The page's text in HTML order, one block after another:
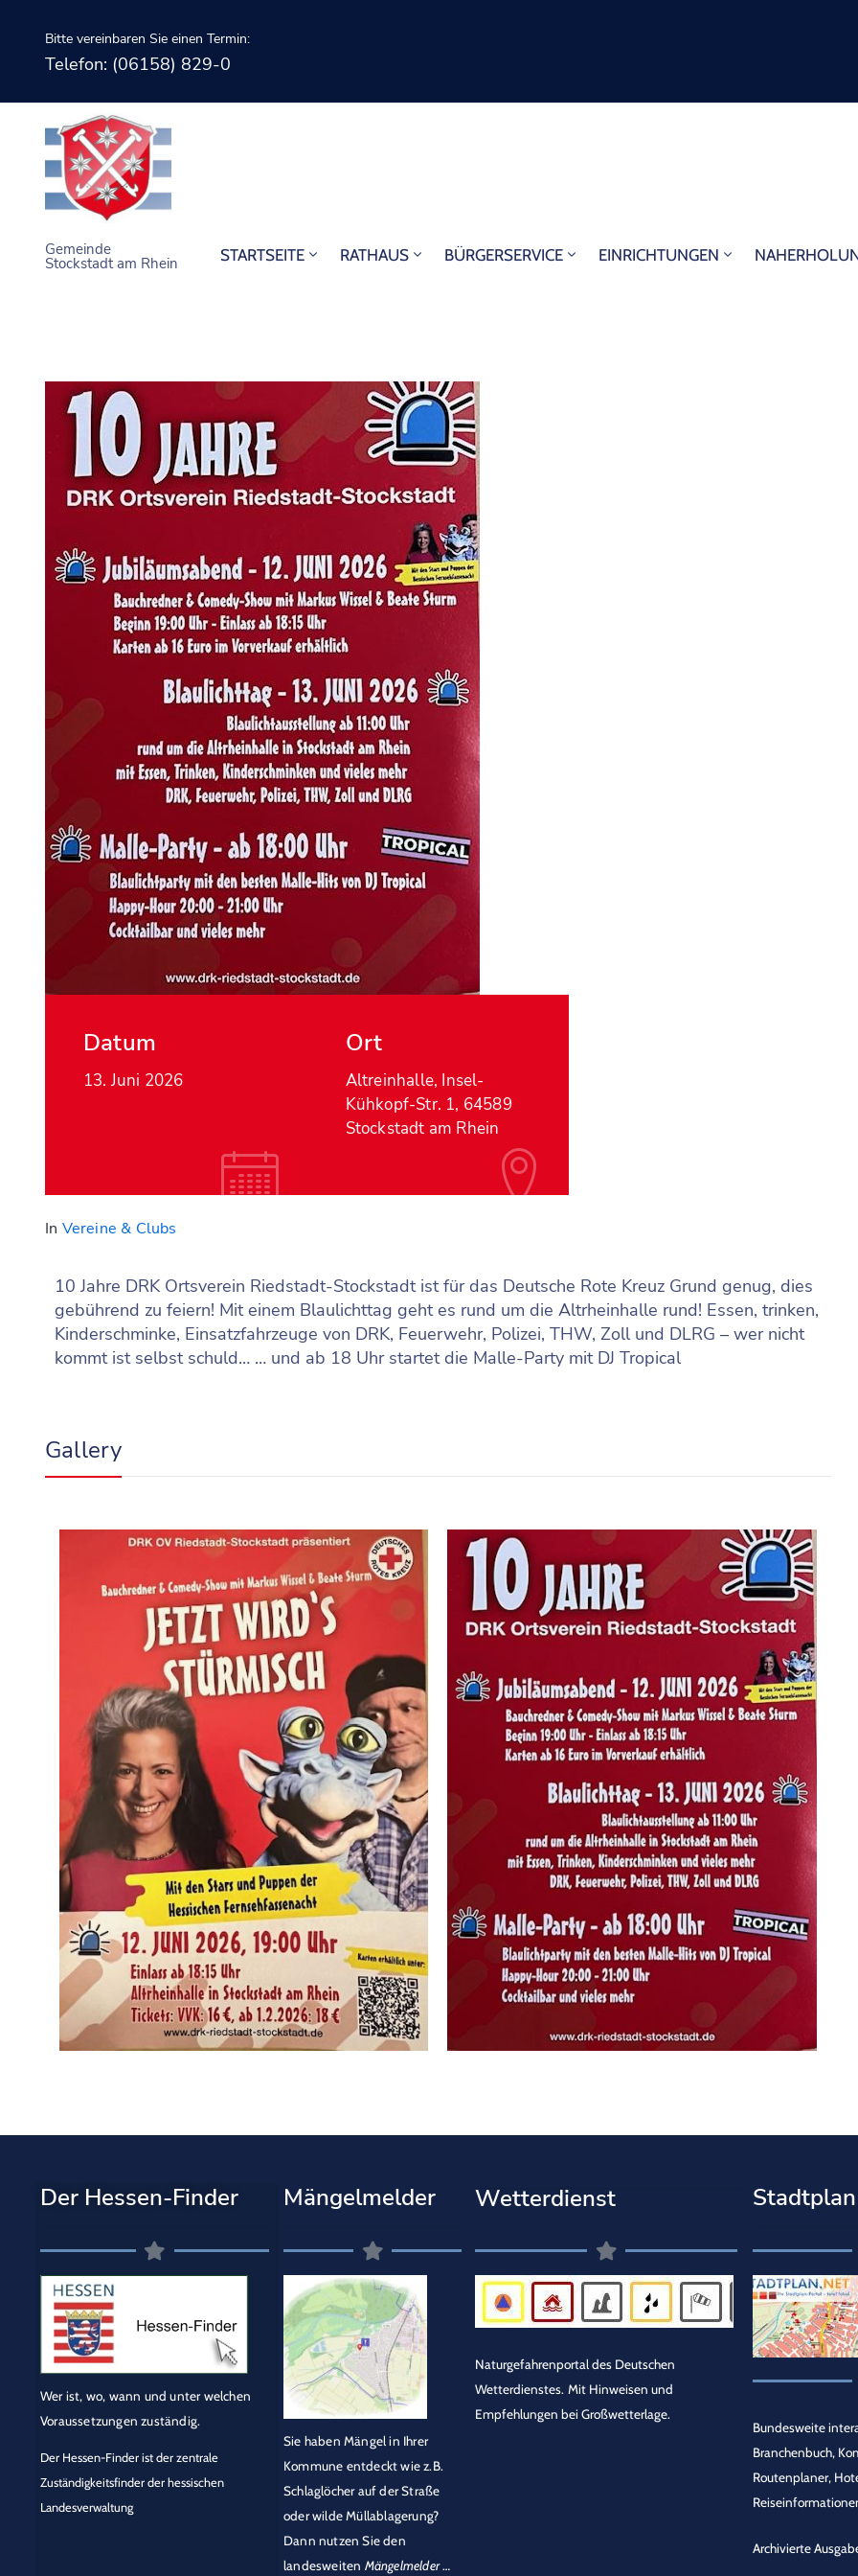
Bitte vereinbaren Sie einen Termin:
Telefon: (06158) 829-0
Gemeinde
Stockstadt am Rhein STARTSEITE RATHAUS BÜRGERSERVICE EINRICHTUNGEN
Datum
13. Juni 2026
Ort
Altreinhalle, Insel-
Kühkopf-Str. 1, 64589
Stockstadt am Rhein
In Vereine & Clubs
10 Jahre DRK Ortsverein Riedstadt-Stockstadt ist für das Deutsche Rote Kreuz Grund genug, dies
gebührend zu feiern! Mit einem Blaulichttag geht es rund um die Altrheinhalle rund! Essen, trinken,
Kinderschminke, Einsatzfahrzeuge von DRK, Feuerwehr, Polizei, THW, Zoll und DLRG – wer nicht
kommt ist selbst schuld… … und ab 18 Uhr startet die Malle-Party mit DJ Tropical
Gallery
Der Hessen-Finder
Wer ist, wo, wann und unter welchen
Voraussetzungen zuständig.
Der Hessen-Finder ist der zentrale
Zuständigkeitsfinder der hessischen
Landesverwaltung
Mängelmelder
Sie haben Mängel in Ihrer
Kommune entdeckt wie z.B.
Schlaglöcher auf der Straße
oder wilde Müllablagerung?
Dann nutzen Sie den
landesweiten Mängelmelder…
Wetterdienst
Naturgefahrenportal des Deutschen
Wetterdienstes. Mit Hinweisen und
Empfehlungen bei Großwetterlage.
Stadtplan
Bundesweite
Branchenbuch,
Routenplaner,
Archivierte